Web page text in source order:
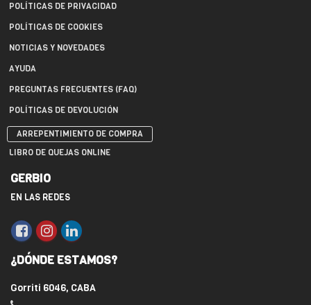
POLÍTICAS DE PRIVACIDAD
POLÍTICAS DE COOKIES
NOTICIAS Y NOVEDADES
AYUDA
PREGUNTAS FRECUENTES (FAQ)
POLÍTICAS DE DEVOLUCIÓN
ARREPENTIMIENTO DE COMPRA
LIBRO DE QUEJAS ONLINE
GERBIO
EN LAS REDES
¿DÓNDE ESTAMOS?
Gorriti 6046, CABA